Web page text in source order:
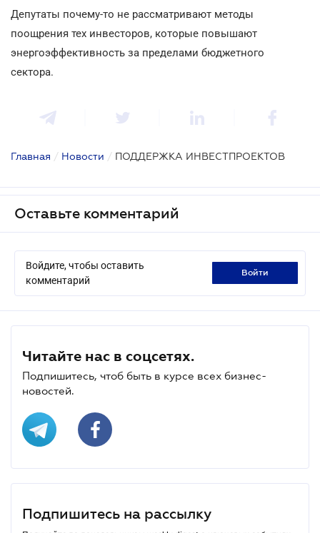
Депутаты почему-то не рассматривают методы
поощрения тех инвесторов, которые повышают
энергоэффективность за пределами бюджетного
сектора.
Главная / Новости / ПОДДЕРЖКА ИНВЕСТПРОЕКТОВ
Оставьте комментарий
Войдите, чтобы оставить
комментарий
войти
Читайте нас в соцсетях.
Подпишитесь, чтоб быть в курсе всех бизнес-
новостей.
Подпишитесь на рассылку